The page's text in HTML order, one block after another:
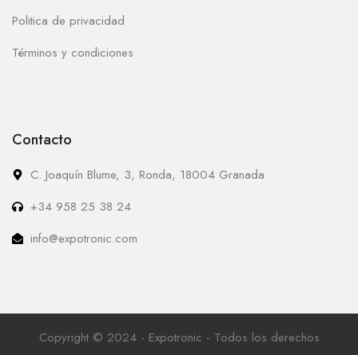
Politica de privacidad
Términos y condiciones
Contacto
C. Joaquín Blume, 3, Ronda, 18004 Granada
+34 958 25 38 24
info@expotronic.com
Copyright © 2024 - Expotronic - Todos los derechos